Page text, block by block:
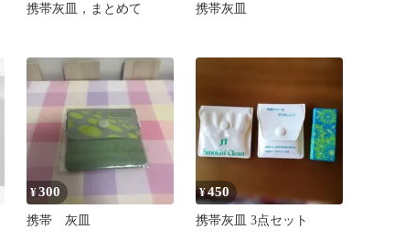
携帯灰皿，まとめて 携帯灰皿
¥300
携帯 灰皿
¥450
携帯灰皿 3点セット